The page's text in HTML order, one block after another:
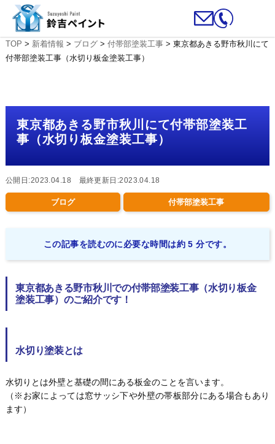
TOP > 新着情報 > ブログ> 付帯部塗装工事> 東京都あきる野市秋川にて
付帯部塗装工事（水切り板金塗装工事）
東京都あきる野市秋川にて付帯部塗装工
事（水切り板金塗装工事）
公開日:2023.04.18 最終更新日:2023.04.18
ブログ 付帯部塗装工事
この記事を読むのに必要な時間は約 5 分です。
東京都あきる野市秋川での付帯部塗装工事（水切り板金
塗装工事）のご紹介です！
水切り塗装とは
水切りとは外壁と基礎の間にある板金のことを言います。
（※お家によっては窓サッシ下や外壁の帯板部分にある場合もあり
ます）